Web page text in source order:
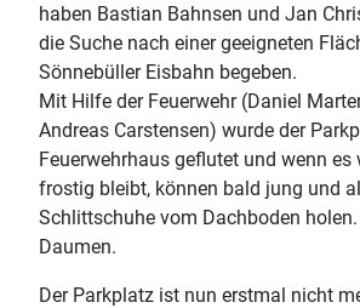
haben Bastian Bahnsen und Jan
die Suche nach einer geeigneten
Sönnebüller Eisbahn begeben.
Mit Hilfe der Feuerwehr (Daniel
Andreas Carstensen) wurde der
Feuerwehrhaus geflutet und wenn es
frostig bleibt, können bald jung und
Schlittschuhe vom Dachboden
Daumen.
Der Parkplatz ist nun erstmal nicht